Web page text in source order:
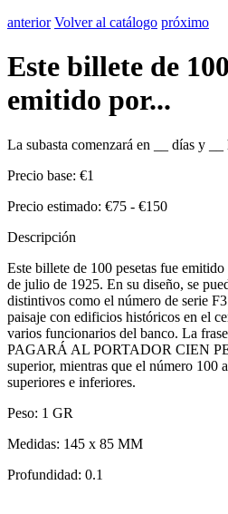
anterior Volver al catálogo próximo
Este billete de
emitido por...
La subasta comenzará en días y
Precio base: €1
Precio estimado: €75 - €150
Descripción
Este billete de 100 pesetas fue
de julio de 1925. En su diseño, se
distintivos como el número de serie
paisaje con edificios históricos en el
varios funcionarios del banco. La
PAGARÁ AL PORTADOR CIEN
superior, mientras que el número 100
superiores e inferiores.
Peso: 1 GR
Medidas: 145 x 85 MM
Profundidad: 0.1